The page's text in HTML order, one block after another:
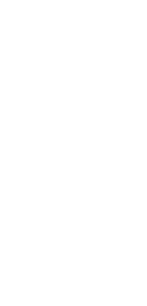
to browse
our